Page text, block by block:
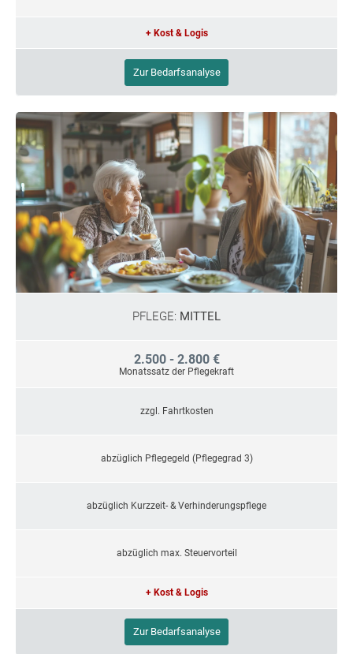
+ Kost & Logis
Zur Bedarfsanalyse
PFLEGE: MITTEL
2.500 - 2.800 €
Monatssatz der Pflegekraft
zzgl. Fahrtkosten
abzüglich Pflegegeld (Pflegegrad 3)
abzüglich Kurzzeit- & Verhinderungspflege
abzüglich max. Steuervorteil
+ Kost & Logis
Zur Bedarfsanalyse